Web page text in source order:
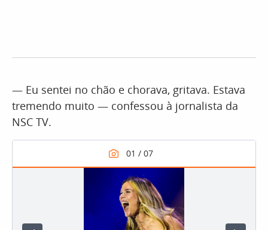
— Eu sentei no chão e chorava, gritava. Estava
tremendo muito — confessou à jornalista da
NSC TV.